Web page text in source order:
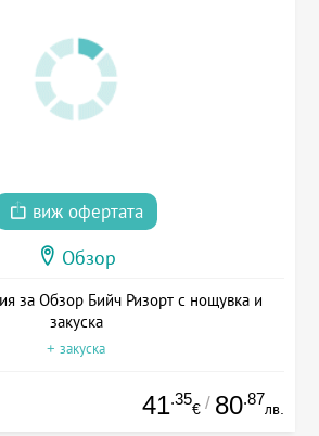
виж офертата
Обзор
за Обзор Бийч Ризорт с нощувка и
закуска
+ закуска
41.35
€ / 80.87
лв.